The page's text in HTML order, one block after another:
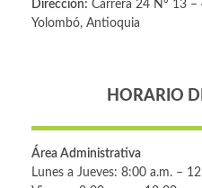
Dirección: Carrera 24 Nº 13 –
Yolombó, Antioquia
HORARIO
Área Administrativa
Lunes a Jueves: 8:00 a.m. –